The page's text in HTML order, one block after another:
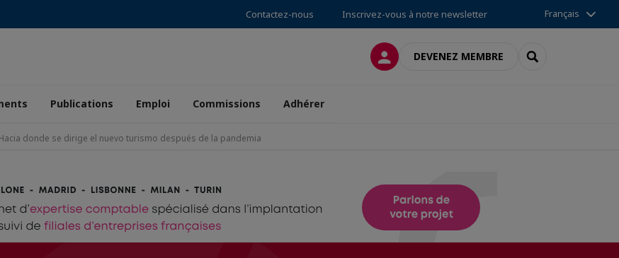
Contactez-nous Inscrivez-vous à notre newsletter Français
CONNEXIONDEVENEZ MEMBRE RECHERCHER
Publications Emploi Commissions Adhérer
donde se dirige el nuevo turismo después de la pandemia